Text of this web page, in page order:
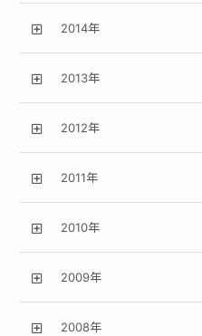
2014年
2013年
2012年
2011年
2010年
2009年
2008年